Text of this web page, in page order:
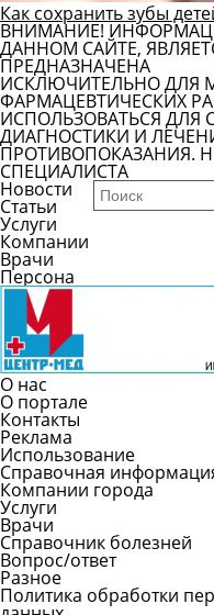
Как сохранить зубы
ВНИМАНИЕ!
ДАННОМ САЙТЕ,
ПРЕДНАЗНАЧЕНА
ИСКЛЮЧИТЕЛЬНО ДЛЯ
ФАРМАЦЕВТИЧЕСКИХ
ИСПОЛЬЗОВАТЬСЯ ДЛЯ
ДИАГНОСТИКИ И
ПРОТИВОПОКАЗАНИЯ.
СПЕЦИАЛИСТА
Новости
Статьи
Услуги
Компании
Врачи
Персона
О нас
О портале
Контакты
Реклама
Использование
Справочная
Компании города
Услуги
Врачи
Справочник болезней
Вопрос/ответ
Разное
Политика обработки